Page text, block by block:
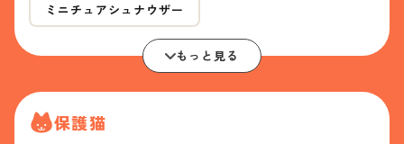
ミニチュアシュナウザー
もっと見る
保護猫